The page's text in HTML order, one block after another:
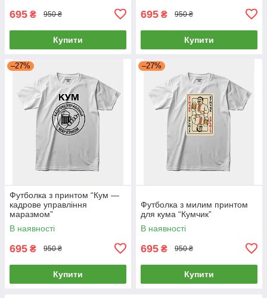
695 ₴ 950 ₴
Купити
695 ₴ 950 ₴
Купити
–27%
Футболка з принтом “Кум —
кадрове управління
маразмом”
В наявності
695 ₴ 950 ₴
Купити
–27%
Футболка з милим принтом
для кума “Кумчик”
В наявності
695 ₴ 950 ₴
Купити